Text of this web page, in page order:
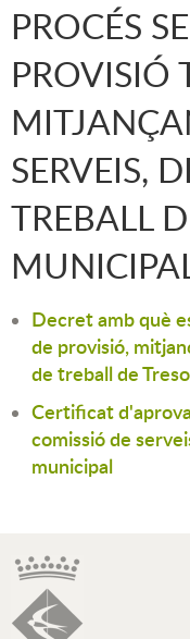
PROCÉS
PROVISIÓ
SERVEIS,
TREBALL
Decret amb què
de provisió,
de treball de
Certificat
comissió de
municipal